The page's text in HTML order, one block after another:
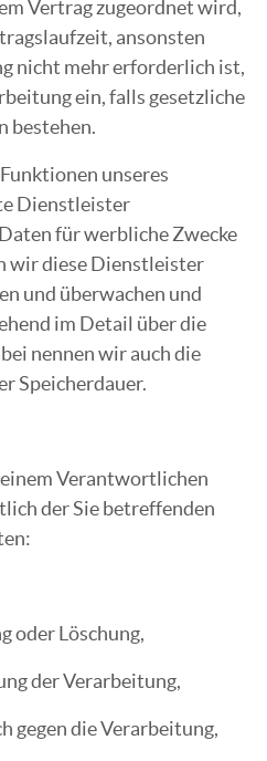
Vertrag zugeordnet wird,
ansonsten
nicht mehr erforderlich ist,
ein, falls gesetzliche
bestehen.
unseres
Dienstleister
für werbliche Zwecke
wir diese Dienstleister
und überwachen und
im Detail über die
nennen wir auch die
Speicherdauer.
einem Verantwortlichen
der Sie betreffenden
oder Löschung,
der Verarbeitung,
gegen die Verarbeitung,